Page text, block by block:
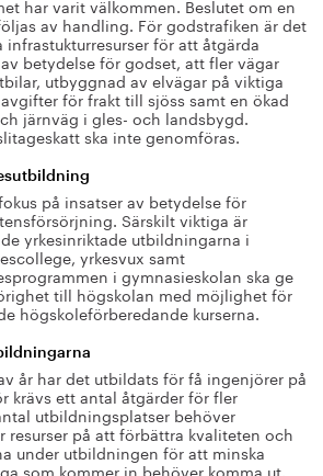
har varit välkommen. Beslutet om en
av handling. För godstrafiken är det
för att åtgärda
betydelse för godset, att fler vägar
utbyggnad av elvägar på viktiga
för frakt till sjöss samt en ökad
järnväg i gles- och landsbygd.
ska inte genomföras.
på insatser av betydelse för
Särskilt viktiga är
yrkesinriktade utbildningarna i
yrkesvux samt
i gymnasieskolan ska ge
till högskolan med möjlighet för
högskoleförberedande kurserna.
år har det utbildats för få ingenjörer på
krävs ett antal åtgärder för fler
utbildningsplatser behöver
resurser på att förbättra kvaliteten och
under utbildningen för att minska
som kommer in behöver komma ut.